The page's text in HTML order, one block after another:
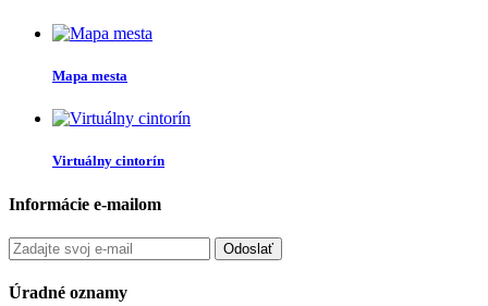
Mapa mesta
Virtuálny cintorín
Informácie e-mailom
Odoslať
Úradné oznamy